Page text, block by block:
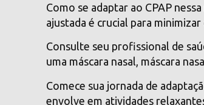
Como se adaptar ao CPAP
ajustada é crucial para
Consulte seu profissional de
uma máscara nasal, máscara
Comece sua jornada de
envolve em atividades